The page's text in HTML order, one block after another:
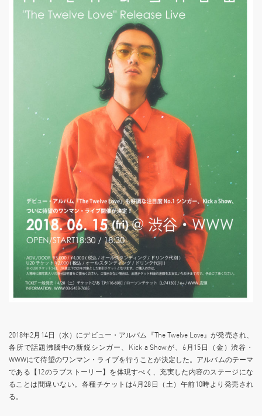
2018年2月14日（水）にデビュー・アルバム『The Twelve Love』が発売され、
各所で話題沸騰中の新鋭シンガー、Kick a Showが、6月15日（金）渋谷・
WWWにて待望のワンマン・ライブを行うことが決定した。アルバムのテーマ
である【12のラブストーリー】を体現すべく、充実した内容のステージにな
ることは間違いない。各種チケットは4月28日（土）午前10時より発売され
る。